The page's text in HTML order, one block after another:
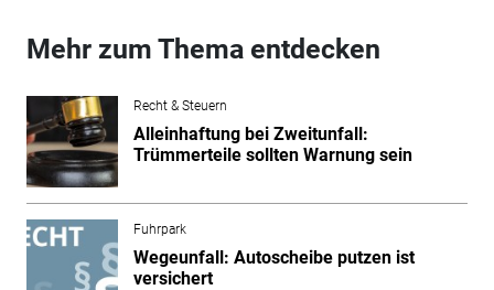
Mehr zum Thema entdecken
Recht & Steuern
Alleinhaftung bei Zweitunfall:
Trümmerteile sollten Warnung sein
Fuhrpark
Wegeunfall: Autoscheibe putzen ist
versichert